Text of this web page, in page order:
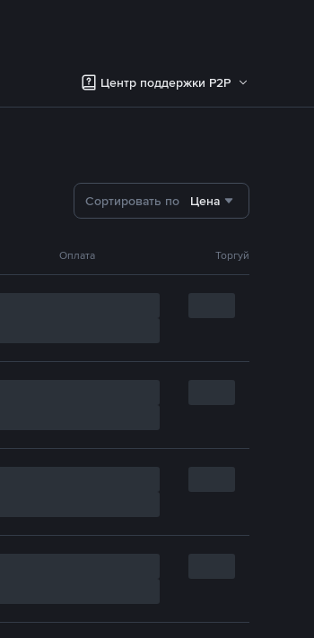
Центр поддержки P2P
Сортировать по Цена
Оплата Торгуй